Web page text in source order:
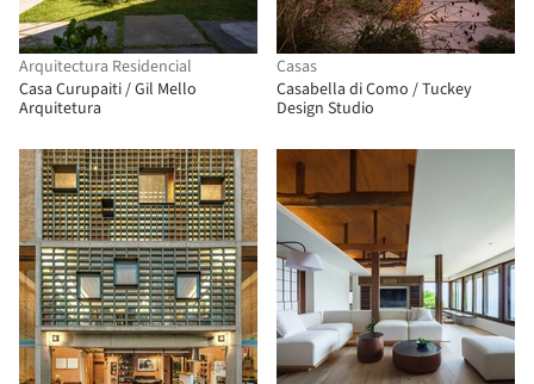
Arquitectura Residencial
Casa Curupaiti / Gil Mello
Arquitetura
Casas
Casabella di Como / Tuckey
Design Studio